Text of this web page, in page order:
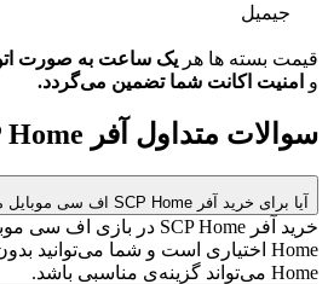
جیمیل
قیمت بسته ها هر یک ساعت به صورت
و امنیت اکانت شما تضمین می‌گردد.
سوالات متداول آفر SCP Home اف سی موبایل
آیا برای خرید آفر SCP Home اف سی موبایل موجوجم معتبر و امن است ؟
Home می‌تواند گزینه‌ی مناسبی باشد.